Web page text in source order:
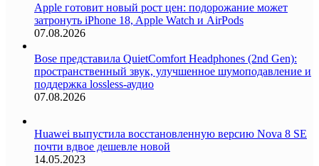
Apple готовит новый рост цен: подорожание может
затронуть iPhone 18, Apple Watch и AirPods
07.08.2026
Bose представила QuietComfort Headphones (2nd Gen):
пространственный звук, улучшенное шумоподавление и
поддержка lossless-аудио
07.08.2026
Huawei выпустила восстановленную версию Nova 8 SE
почти вдвое дешевле новой
14.05.2023